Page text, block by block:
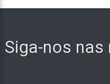
Siga-nos